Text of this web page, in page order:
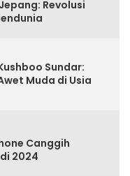
Revolusi
Sundar:
Muda di Usia
Canggih
2024